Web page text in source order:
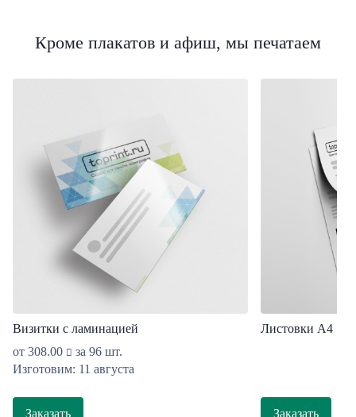
Кроме плакатов и афиш, мы печатаем
Визитки с ламинацией
от 308.00
за 96 шт.
Изготовим: 11 августа
Заказать
Листовки A4
Заказать